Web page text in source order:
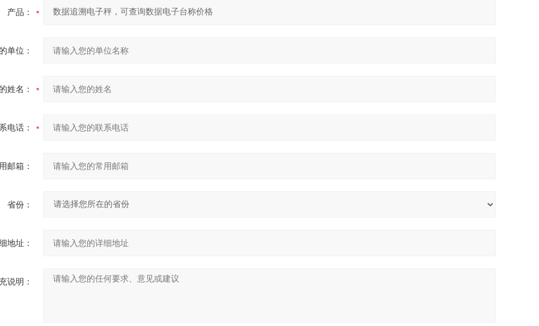
产品：
单位：
姓名：
电话：
邮箱：
省份：
地址：
说明：